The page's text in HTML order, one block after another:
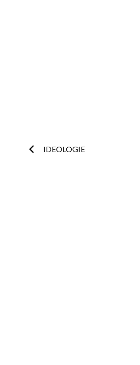
Postnavigatie
IDEOLOGIE